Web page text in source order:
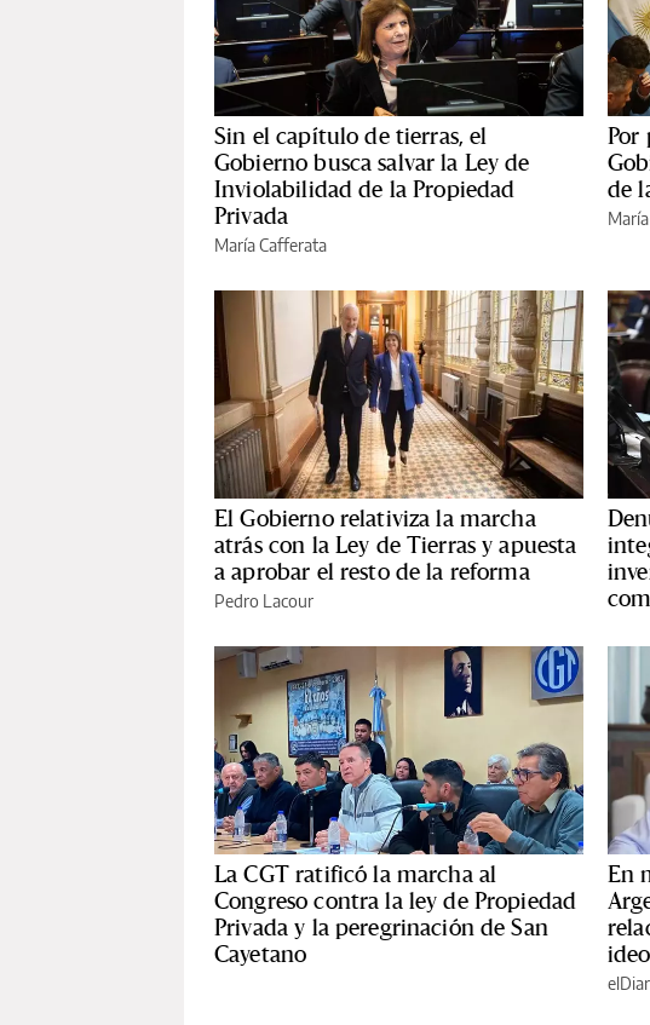
Sin el capítulo de tierras, el
Gobierno busca salvar la Ley de
Inviolabilidad de la Propiedad
Privada
María Cafferata
Por
de
El Gobierno relativiza la marcha
atrás con la Ley de Tierras y apuesta
a aprobar el resto de la reforma
Pedro Lacour
La CGT ratificó la marcha al
Congreso contra la ley de Propiedad
Privada y la peregrinación de San
Cayetano
En